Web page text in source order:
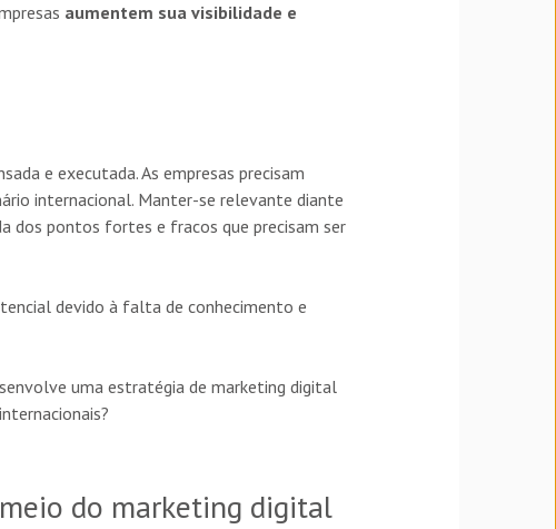
aumentem sua visibilidade e
e executada. As empresas precisam
internacional. Manter-se relevante diante
dos pontos fortes e fracos que precisam ser
devido à falta de conhecimento e
uma estratégia de marketing digital
do marketing digital